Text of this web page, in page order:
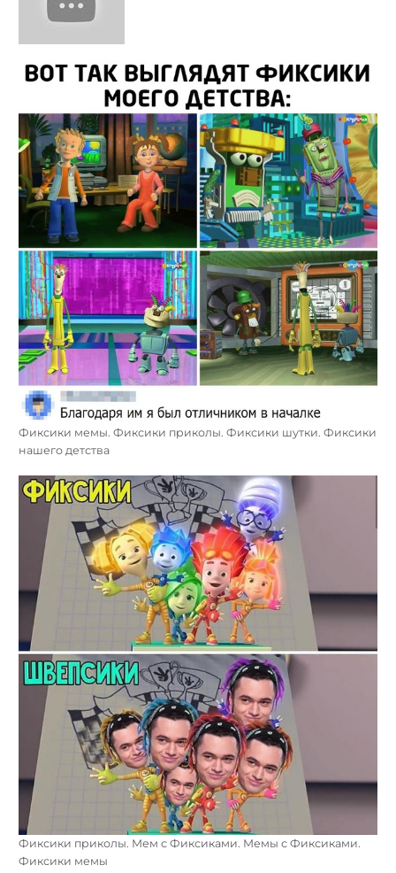
Фиксики мемы. Фиксики приколы. Фиксики шутки. Фиксики
нашего детства
Фиксики приколы. Мем с Фиксиками. Мемы с Фиксиками.
Фиксики мемы